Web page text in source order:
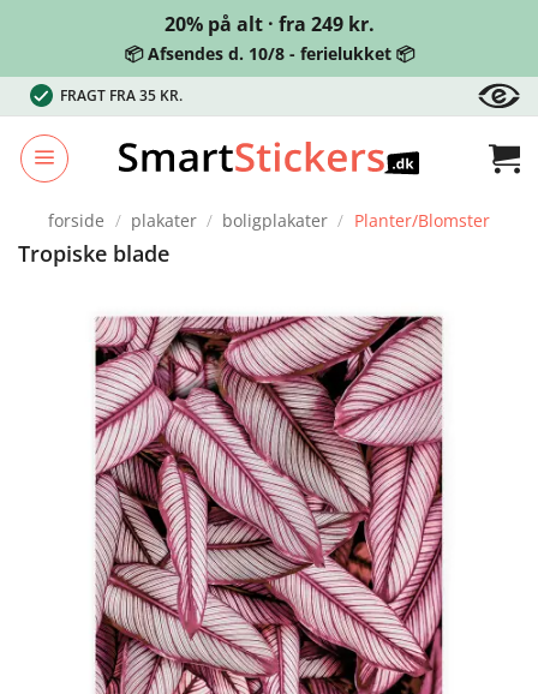
20% på alt · fra 249 kr.
📦 Afsendes d. 10/8 - ferielukket 📦
Fortsæt
til
indhold
FRAGT FRA 35 KR.
forside / plakater / boligplakater / Planter/Blomster
Tropiske blade